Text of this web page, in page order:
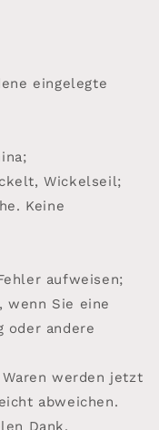
eingelegte
Wickelseil;
Keine
aufweisen;
wenn Sie eine
oder andere
werden jetzt
abweichen.
Dank.